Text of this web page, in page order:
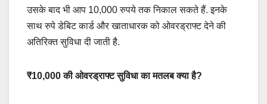
उसके बाद भी आप 10,000 रुपये तक निकाल सकते हैं. इनके
साथ रुपे डेबिट कार्ड और खाताधारक को ओवरड्राफ्ट देने की
अतिरिक्त सुविधा दी जाती है.
₹10,000 की ओवरड्राफ्ट सुविधा का मतलब क्या है?